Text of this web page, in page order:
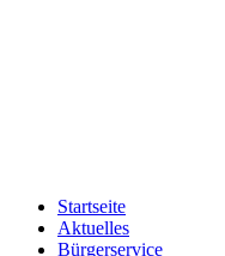
Startseite
Aktuelles
Bürgerservice